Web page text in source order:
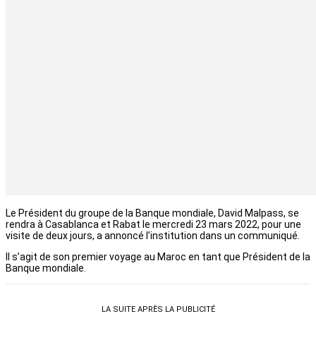
Le Président du groupe de la Banque mondiale, David Malpass, se
rendra à Casablanca et Rabat le mercredi 23 mars 2022, pour une
visite de deux jours, a annoncé l’institution dans un communiqué.
Il s’agit de son premier voyage au Maroc en tant que Président de la
Banque mondiale.
LA SUITE APRÈS LA PUBLICITÉ